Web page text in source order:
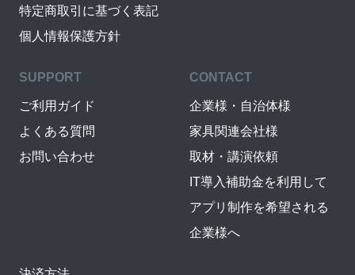
特定商取引に基づく表記
個人情報保護方針
SUPPORT
ご利用ガイド
よくある質問
お問い合わせ
CONTACT
企業様・自治体様
家具関連会社様
取材・講演依頼
IT導入補助金を利用して
アプリ制作を希望される
企業様へ